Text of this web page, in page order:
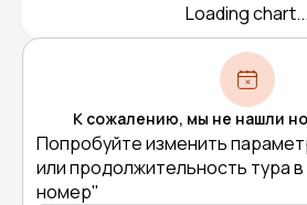
Loading chart...
К сожалению, мы не нашли
Попробуйте изменить
или продолжительность тура
номер"